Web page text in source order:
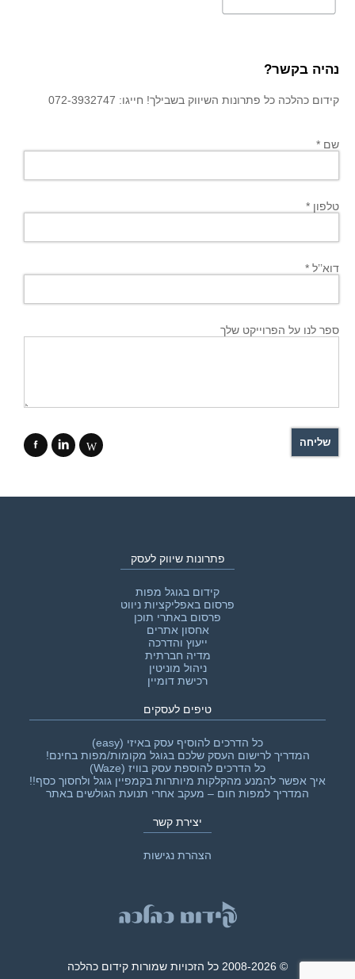
נהיה בקשר?
קידום כהלכה כל פתרונות השיווק בשבילך! חייגו: 072-3932747
שם *
טלפון *
דוא’’ל *
ספר לנו על הפרוייקט שלך
f i W
פתרונות שיווק לעסק
קידום בגוגל מפות
פרסום באפליקציות ניווט
פרסום באתרי תוכן
אחסון אתרים
ייעוץ והדרכה
מדיה חברתית
ניהול מוניטין
רכישת דומיין
טיפים לעסקים
כל הדרכים להוסיף עסק באיזי (easy)
המדריך לרישום העסק שלכם בגוגל מקומות/מפות בחינם!
כל הדרכים להוספת עסק בוויז (Waze)
איך אפשר להמנע מהקלקות מיותרות בקמפיין גוגל ולחסוך כסף!!‎
המדריך למפות חום – מעקב אחרי תנועת הגולשים באתר
יצירת קשר
הצהרת נגישות
© 2008-2026 כל הזכויות שמורות קידום כהלכה